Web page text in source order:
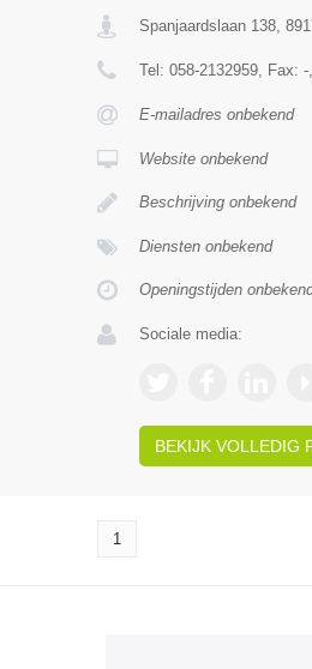
Spanjaardslaan 138,
Tel: 058-2132959, Fax: -
E-mailadres onbekend
Website onbekend
Beschrijving onbekend
Diensten onbekend
Openingstijden
Sociale media:
BEKIJK VOLLEDIG
1